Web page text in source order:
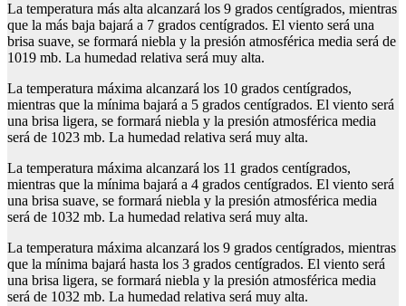
La temperatura más alta alcanzará los 9 grados centígrados, mientras
que la más baja bajará a 7 grados centígrados. El viento será una
brisa suave, se formará niebla y la presión atmosférica media será de
1019 mb. La humedad relativa será muy alta.
La temperatura máxima alcanzará los 10 grados centígrados,
mientras que la mínima bajará a 5 grados centígrados. El viento será
una brisa ligera, se formará niebla y la presión atmosférica media
será de 1023 mb. La humedad relativa será muy alta.
La temperatura máxima alcanzará los 11 grados centígrados,
mientras que la mínima bajará a 4 grados centígrados. El viento será
una brisa suave, se formará niebla y la presión atmosférica media
será de 1032 mb. La humedad relativa será muy alta.
La temperatura máxima alcanzará los 9 grados centígrados, mientras
que la mínima bajará hasta los 3 grados centígrados. El viento será
una brisa ligera, se formará niebla y la presión atmosférica media
será de 1032 mb. La humedad relativa será muy alta.